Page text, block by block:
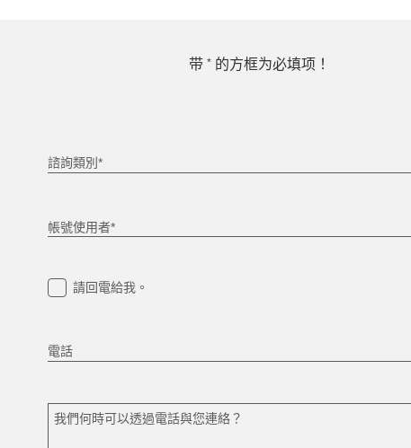
带 * 的方框为必填项！
諮詢類別*
帳號使用者*
請回電給我。
電話
我們何時可以透過電話與您連絡？